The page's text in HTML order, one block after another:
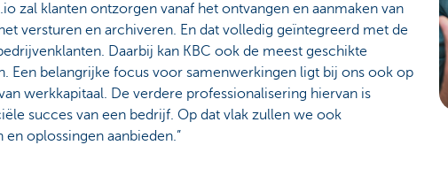
zal klanten ontzorgen vanaf het ontvangen en aanmaken van
versturen en archiveren. En dat volledig geïntegreerd met de
Daarbij kan KBC ook de meest geschikte
Een belangrijke focus voor samenwerkingen ligt bij ons ook op
werkkapitaal. De verdere professionalisering hiervan is
succes van een bedrijf. Op dat vlak zullen we ook
en oplossingen aanbieden.”